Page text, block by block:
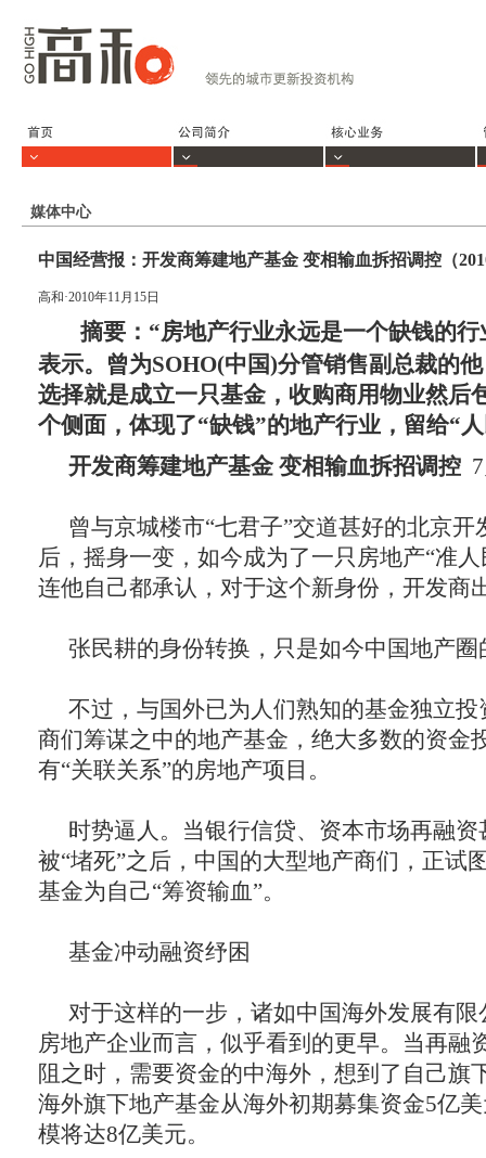
媒体中心
中国经营报：开发商筹建地产基金 变相输血拆招调控（
高和·2010年11月15日
摘要：“房地产行业永远是一个缺钱的行
表示。曾为SOHO(中国)分管销售副总裁的
选择就是成立一只基金，收购商用物业然后
个侧面，体现了“缺钱”的地产行业，留给“
开发商筹建地产基金 变相输血拆招调控
曾与京城楼市“七君子”交道甚好的北京
后，摇身一变，如今成为了一只房地产“准
连他自己都承认，对于这个新身份，开发商
张民耕的身份转换，只是如今中国地产圈
不过，与国外已为人们熟知的基金独立
商们筹谋之中的地产基金，绝大多数的资金
有“关联关系”的房地产项目。
时势逼人。当银行信贷、资本市场再融
被“堵死”之后，中国的大型地产商们，正试
基金为自己“筹资输血”。
基金冲动融资纾困
对于这样的一步，诸如中国海外发展有
房地产企业而言，似乎看到的更早。当再融
阻之时，需要资金的中海外，想到了自己旗
海外旗下地产基金从海外初期募集资金5亿
模将达8亿美元。